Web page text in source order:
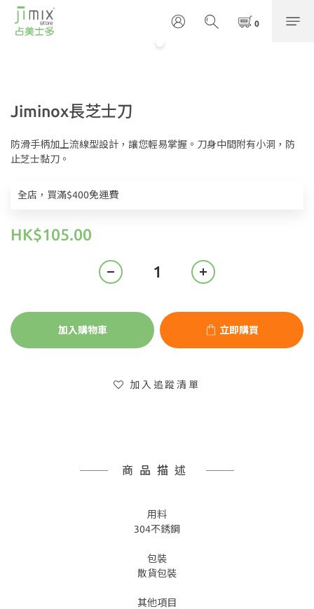
Jiminox長芝士刀
防滑手柄加上流線型設計，讓您輕易掌握。刀身中間附有小洞，防
止芝士黏刀。
全店，買滿$400免運費
HK$105.00
加入購物車 立即購買
加入追蹤清單
商品描述
用料
304不銹鋼
包裝
散貨包裝
其他項目